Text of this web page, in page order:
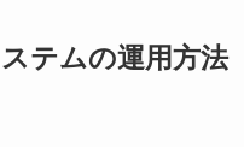
テムの運用方法